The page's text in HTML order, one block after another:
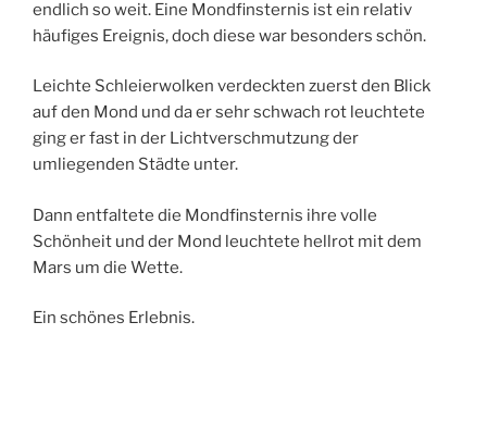
endlich so weit. Eine Mondfinsternis ist ein relativ
häufiges Ereignis, doch diese war besonders schön.
Leichte Schleierwolken verdeckten zuerst den Blick
auf den Mond und da er sehr schwach rot leuchtete
ging er fast in der Lichtverschmutzung der
umliegenden Städte unter.
Dann entfaltete die Mondfinsternis ihre volle
Schönheit und der Mond leuchtete hellrot mit dem
Mars um die Wette.
Ein schönes Erlebnis.